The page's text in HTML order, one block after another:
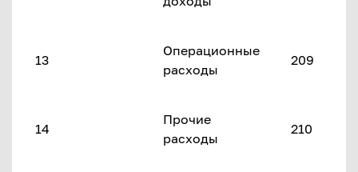
13
Операционные
расходы
209
14
Прочие
расходы
210